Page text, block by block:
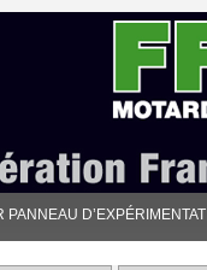
PANNEAU